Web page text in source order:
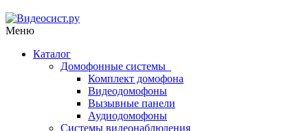
Меню
Каталог
Домофонные системы
Комплект домофона
Видеодомофоны
Вызывные панели
Аудиодомофоны
Системы видеонаблюдения